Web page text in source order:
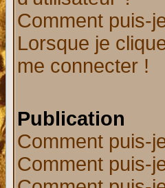
Comment puis-
Lorsque je
me connecter !
Publication
Comment puis-
Comment puis-